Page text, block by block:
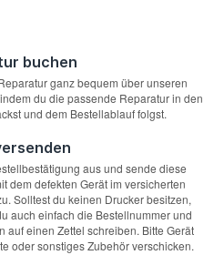
buchen
ganz bequem über unseren
du die passende Reparatur in den
und dem Bestellablauf folgst.
aus und sende diese
dem defekten Gerät im versicherten
Solltest du keinen Drucker besitzen,
auch einfach die Bestellnummer und
auf einen Zettel schreiben. Bitte Gerät
oder sonstiges Zubehör verschicken.